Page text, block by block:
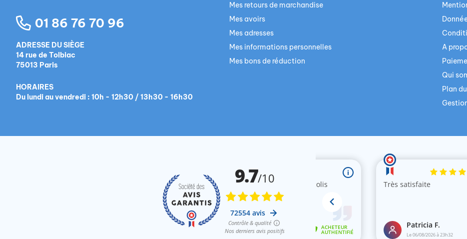
01 86 76 70 96
ADRESSE DU SIÈGE
14 rue de Tolbiac
75013 Paris
HORAIRES
Du lundi au vendredi : 10h - 12h30 / 13h30 - 16h30
Mes retours de marchandise
Mes avoirs
Mes adresses
Mes informations personnelles
Mes bons de réduction
A
Qui
Plan